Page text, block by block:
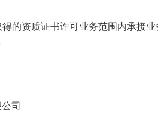
的资质证书许可业务范围内承接业
司